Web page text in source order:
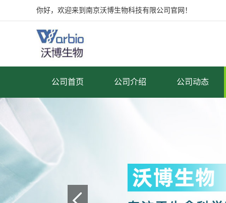
你好，欢迎来到南京沃博生物科技有限公司官网！
公司首页 公司介绍 公司动态